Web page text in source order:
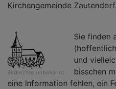
Kirchengemeinde Zautendorf.
Bildrechte unbekannt
Sie finden
und
bisschen
eine Information fehlen, ein